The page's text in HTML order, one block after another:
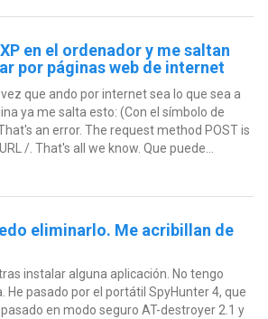
en el ordenador y me saltan
por páginas web de internet
que ando por internet sea lo que sea a
ya me salta esto: (Con el símbolo de
an error. The request method POST is
/. That's all we know. Que puede...
eliminarlo. Me acribillan de
instalar alguna aplicación. No tengo
He pasado por el portátil SpyHunter 4, que
en modo seguro AT-destroyer 2.1 y